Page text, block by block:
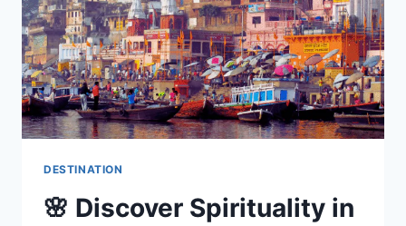
DESTINATION
🌸 Discover Spirituality in